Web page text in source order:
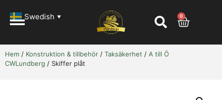
Swedish ▼ 0
Hem / Konstruktion & tillbehör / Taksäkerhet / A till Ö
CWLundberg / Skiffer plåt